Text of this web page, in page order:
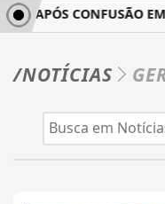
APÓS CONFUSÃO EM
/NOTÍCIAS